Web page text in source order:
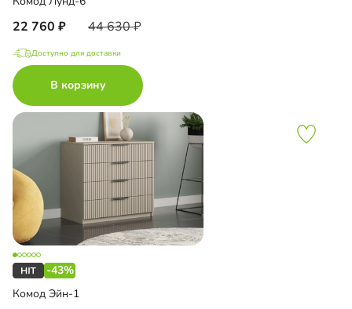
22 760 44 630
Доступно для доставки
В корзину
-43%
Комод Эйн-1